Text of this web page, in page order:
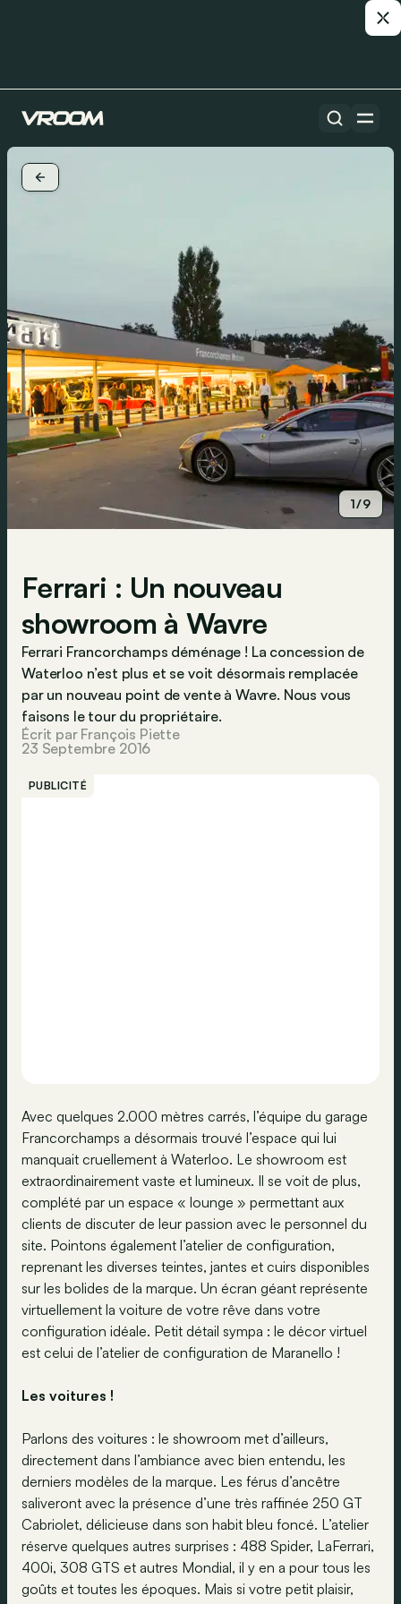
1/9
Ferrari : Un nouveau
showroom à Wavre
Ferrari Francorchamps déménage ! La concession de
Waterloo n’est plus et se voit désormais remplacée
par un nouveau point de vente à Wavre. Nous vous
faisons le tour du propriétaire.
Écrit par François Piette
23 Septembre 2016
PUBLICITÉ
Avec quelques 2.000 mètres carrés, l’équipe du garage
Francorchamps a désormais trouvé l’espace qui lui
manquait cruellement à Waterloo. Le showroom est
extraordinairement vaste et lumineux. Il se voit de plus,
complété par un espace « lounge » permettant aux
clients de discuter de leur passion avec le personnel du
site. Pointons également l’atelier de configuration,
reprenant les diverses teintes, jantes et cuirs disponibles
sur les bolides de la marque. Un écran géant représente
virtuellement la voiture de votre rêve dans votre
configuration idéale. Petit détail sympa : le décor virtuel
est celui de l’atelier de configuration de Maranello !
Les voitures !
Parlons des voitures : le showroom met d’ailleurs,
directement dans l’ambiance avec bien entendu, les
derniers modèles de la marque. Les férus d’ancêtre
saliveront avec la présence d’une très raffinée 250 GT
Cabriolet, délicieuse dans son habit bleu foncé. L’atelier
réserve quelques autres surprises : 488 Spider, LaFerrari,
400i, 308 GTS et autres Mondial, il y en a pour tous les
goûts et toutes les époques. Mais si votre petit plaisir,